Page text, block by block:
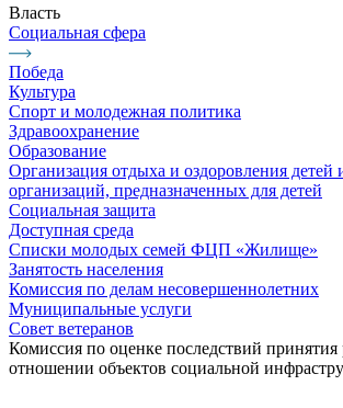
Власть
Социальная сфера
Победа
Культура
Спорт и молодежная политика
Здравоохранение
Образование
Организация отдыха и оздоровления детей
организаций, предназначенных для детей
Социальная защита
Доступная среда
Списки молодых семей ФЦП «Жилище»
Занятость населения
Комиссия по делам несовершеннолетних
Муниципальные услуги
Совет ветеранов
Комиссия по оценке последствий
отношении объектов социальной